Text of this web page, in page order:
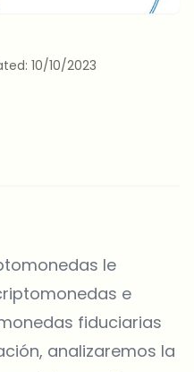
10/10/2023
le
e
fiduciarias
analizaremos la